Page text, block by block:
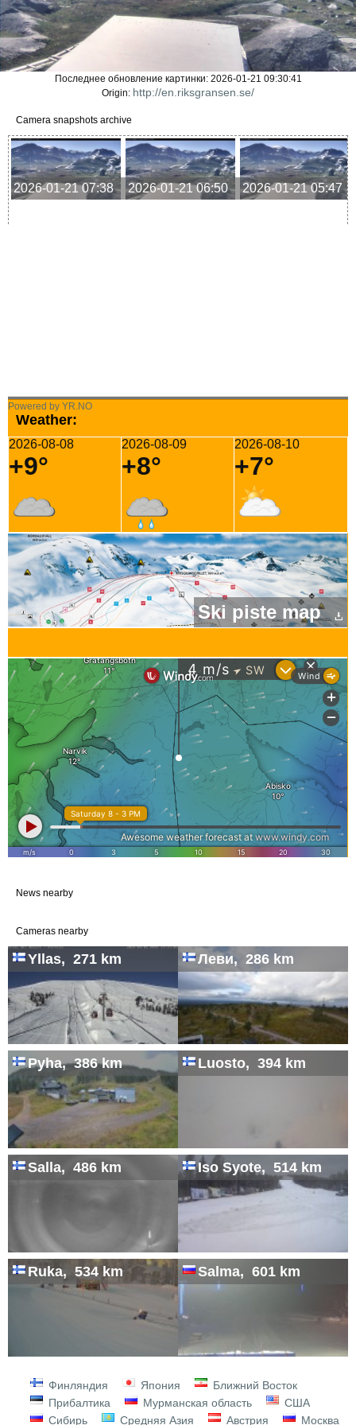
Последнее обновление картинки: 2026-01-21 09:30:41
Origin: http://en.riksgransen.se/
Camera snapshots archive
2026-01-21 07:38 2026-01-21 06:50 2026-01-21 05:47
Powered by YR.NO
Weather:
2026-08-08
+9°
2026-08-09
+8°
2026-08-10
+7°
Ski piste map
News nearby
Cameras nearby
Yllas, 271 km Леви, 286 km
Pyha, 386 km Luosto, 394 km
Salla, 486 km Iso Syote, 514 km
Ruka, 534 km Salma, 601 km
Финляндия Япония
Ближний Восток
Прибалтика
Мурманская область
США
Сибирь
Средняя Азия Австрия Москва